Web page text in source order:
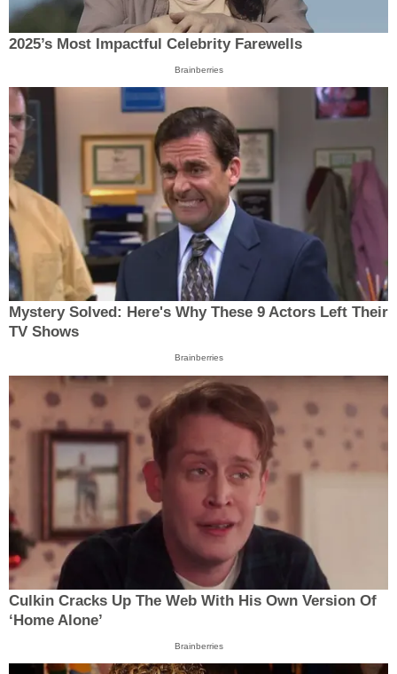
2025’s Most Impactful Celebrity Farewells
Brainberries
Mystery Solved: Here's Why These 9 Actors Left Their
TV Shows
Brainberries
Culkin Cracks Up The Web With His Own Version Of
‘Home Alone’
Brainberries